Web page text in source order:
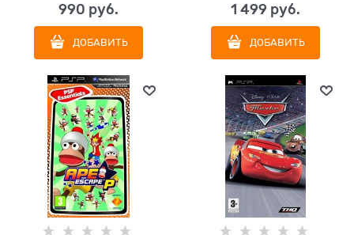
990 руб.
ДОБАВИТЬ
1 499 руб.
ДОБАВИТЬ